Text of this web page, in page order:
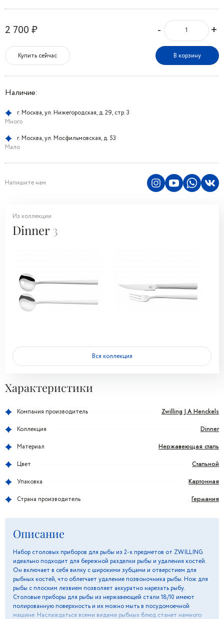
2 700 ₽ - +
Купить сейчас В корзину
Наличие:
г. Москва, ул. Нижегородская, д. 29, стр. 3
Много
г. Москва, ул. Мосфильмовская, д. 53
Мало
Напишите нам
Из коллекции
Dinner3
Вся коллекция
Характеристики
Компания производитель Zwilling J.A Henckels
Коллекция Dinner
Материал Нержавеющая сталь
Цвет Стальной
Упаковка Картонная
Страна производитель Германия
Описание
Набор столовых приборов для рыбы из 2-х предметов от ZWILLING
идеально подходит для бережной разделки рыбы и удаления костей.
Он включает в себя вилку с широкими зубцами и отверстием для
рыбных костей, что облегчает удаление позвоночника рыбы. Нож для
рыбы с плоским лезвием позволяет аккуратно нарезать рыбу.
Столовые приборы для рыбы из нержавеющей стали 18/10 имеют
полированную поверхность и их можно мыть в посудомоечной
машине. Наслаждаться всеми видами рыбных блюд станет намного